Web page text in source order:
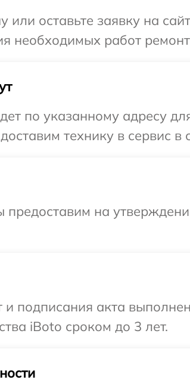
или оставьте заявку на
необходимых работ
по указанному адресу
технику в сервис в
на
и подписания акта
iBoto сроком до 3 лет.